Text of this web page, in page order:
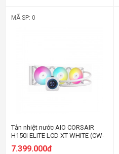
MÃ SP: 0
Tản nhiệt nước AIO CORSAIR
H150I ELITE LCD XT WHITE (CW-
9060077-WW)
7.399.000đ